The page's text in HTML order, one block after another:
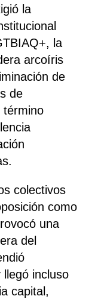
la
la
arcoíris
de
de
término
colectivos
como
una
del
incluso
capital,